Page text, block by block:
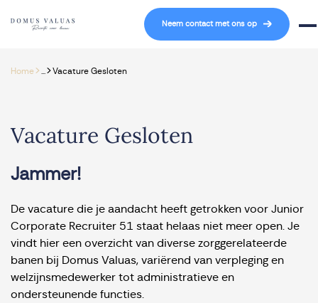
Navigatie overslaan
Neem contact met ons op
Home> >Vacature Gesloten
Vacature Gesloten
Jammer!
De vacature die je aandacht heeft getrokken voor Junior
Corporate Recruiter 51 staat helaas niet meer open. Je
vindt hier een overzicht van diverse zorggerelateerde
banen bij Domus Valuas, variërend van verpleging en
welzijnsmedewerker tot administratieve en
ondersteunende functies.